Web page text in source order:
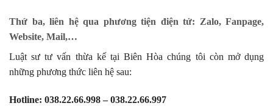
Thứ ba, liên hệ qua phương tiện điện tử: Zalo, Fanpage,
Website, Mail,…
Luật sư tư vấn thừa kế tại Biên Hòa chúng tôi còn mở dụng
những phương thức liên hệ sau:
Hotline: 038.22.66.998 – 038.22.66.997